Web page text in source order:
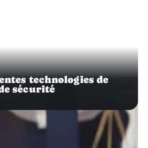
technologies de
sécurité